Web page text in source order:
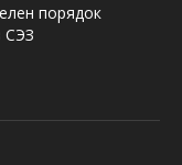
порядок
СЭЗ